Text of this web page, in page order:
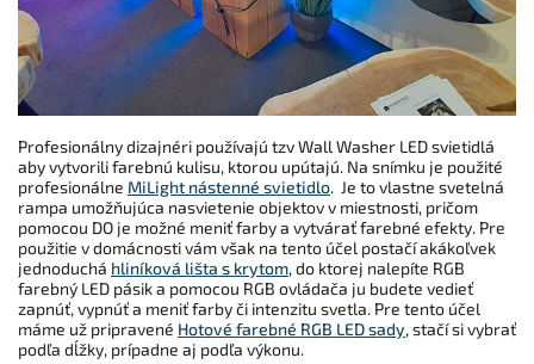
Profesionálny dizajnéri používajú tzv Wall Washer LED svietidlá
aby vytvorili farebnú kulisu, ktorou upútajú. Na snímku je použité
profesionálne MiLight nástenné svietidlo. Je to vlastne svetelná
rampa umožňujúca nasvietenie objektov v miestnosti, pričom
pomocou DO je možné meniť farby a vytvárať farebné efekty. Pre
použitie v domácnosti vám však na tento účel postačí akákoľvek
jednoduchá hliníková lišta s krytom, do ktorej nalepíte RGB
farebný LED pásik a pomocou RGB ovládača ju budete vedieť
zapnúť, vypnúť a meniť farby či intenzitu svetla. Pre tento účel
máme už pripravené Hotové farebné RGB LED sady, stačí si vybrať
podľa dĺžky, prípadne aj podľa výkonu.